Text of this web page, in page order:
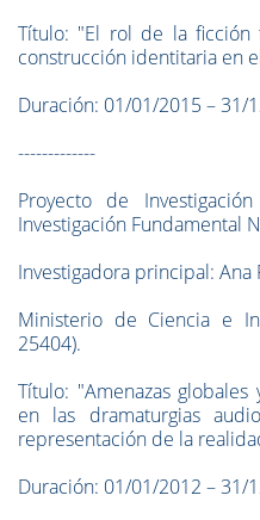
Título: "El rol de la ficción
construcción identitaria en
Duración: 01/01/2015 – 31/
-------------
Proyecto de
Investigación Fundamental
Investigadora principal:
Ministerio de Ciencia e
25404).
Título: "Amenazas
en las dramaturgias
representación de la
Duración: 01/01/2012 – 31/